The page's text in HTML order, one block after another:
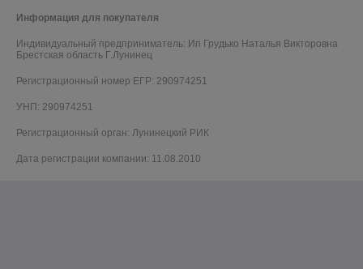
Информация для покупателя
Индивидуальный предприниматель: Ип Грудько Наталья Викторовна
Брестская область Г.Лунинец
Регистрационный номер ЕГР: 290974251
УНП: 290974251
Регистрационный орган: Лунинецкий РИК
Дата регистрации компании: 11.08.2010